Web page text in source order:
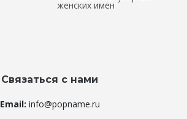
женских имен
Связаться с нами
Email: info@popname.ru